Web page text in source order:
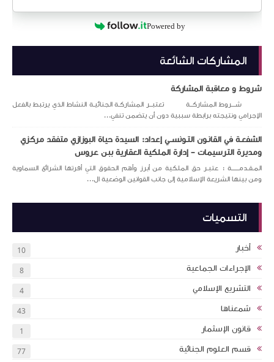
Powered by
المشاركات الشائعة
شروط و معاقبة المشاركة
شـــروط المشاركــة تعتبــر المشاركـة الجنائيـة النشاط الذي يرتبط بالفعل
الإجرامي ونتيجته برابطة سببية دون أن يتضمن تنفي...
الشفعـة في القانـون التـونســي إعداد: السيدة حياة البوزازي متفقد مركزي
ومديرة الترسيمات – إدارة الملكية العقارية ببن عروس
المـقـدمــــــة : عتبـر حق الملكية من أبرز وأهم الحقوق التي أقرتها الشرائع السماوية
ومن بينها الشريعة الإسلامية إلى جانب القوانين الوضعية ال...
التسميات
أخبار 10
الإجراءات الجماعية 8
التشريع الإسلامي 4
شمعناها 43
قانون الإسثمار 1
قسم العلوم الجنائية 77